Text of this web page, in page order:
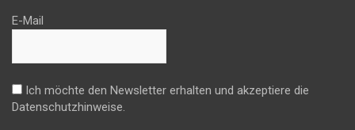
E-Mail
Ich möchte den Newsletter erhalten und akzeptiere die
Datenschutzhinweise.